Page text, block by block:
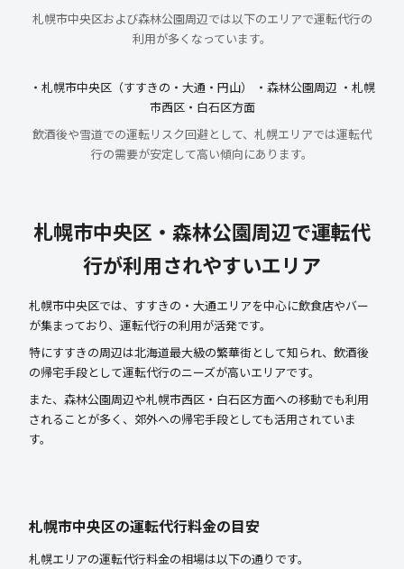
札幌市中央区および森林公園周辺では以下のエリアで運転代行の
利用が多くなっています。
・札幌市中央区（すすきの・大通・円山） ・森林公園周辺 ・札幌
市西区・白石区方面
飲酒後や雪道での運転リスク回避として、札幌エリアでは運転代
行の需要が安定して高い傾向にあります。
札幌市中央区・森林公園周辺で運転代
行が利用されやすいエリア
札幌市中央区では、すすきの・大通エリアを中心に飲食店やバー
が集まっており、運転代行の利用が活発です。
特にすすきの周辺は北海道最大級の繁華街として知られ、飲酒後
の帰宅手段として運転代行のニーズが高いエリアです。
また、森林公園周辺や札幌市西区・白石区方面への移動でも利用
されることが多く、郊外への帰宅手段としても活用されていま
す。
札幌市中央区の運転代行料金の目安
札幌エリアの運転代行料金の相場は以下の通りです。